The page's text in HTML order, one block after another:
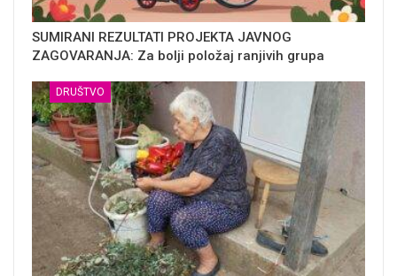
SUMIRANI REZULTATI PROJEKTA JAVNOG
ZAGOVARANJA: Za bolji položaj ranjivih grupa
DRUŠTVO